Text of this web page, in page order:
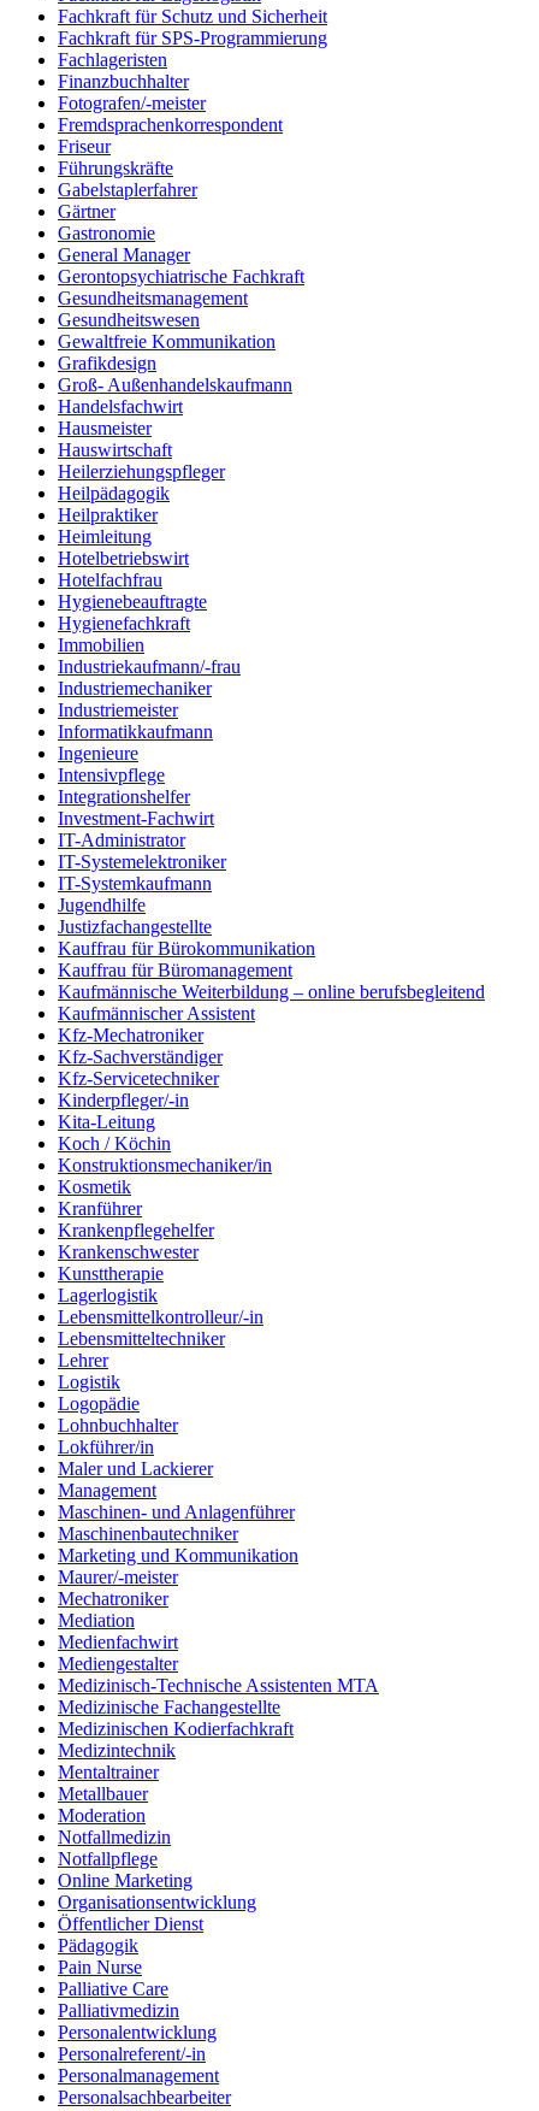
Fachkraft für Schutz und Sicherheit
Fachkraft für SPS-Programmierung
Fachlageristen
Finanzbuchhalter
Fotografen/-meister
Fremdsprachenkorrespondent
Friseur
Führungskräfte
Gabelstaplerfahrer
Gärtner
Gastronomie
General Manager
Gerontopsychiatrische Fachkraft
Gesundheitsmanagement
Gesundheitswesen
Gewaltfreie Kommunikation
Grafikdesign
Groß- Außenhandelskaufmann
Handelsfachwirt
Hausmeister
Hauswirtschaft
Heilerziehungspfleger
Heilpädagogik
Heilpraktiker
Heimleitung
Hotelbetriebswirt
Hotelfachfrau
Hygienebeauftragte
Hygienefachkraft
Immobilien
Industriekaufmann/-frau
Industriemechaniker
Industriemeister
Informatikkaufmann
Ingenieure
Intensivpflege
Integrationshelfer
Investment-Fachwirt
IT-Administrator
IT-Systemelektroniker
IT-Systemkaufmann
Jugendhilfe
Justizfachangestellte
Kauffrau für Bürokommunikation
Kauffrau für Büromanagement
Kaufmännische Weiterbildung – online berufsbegleitend
Kaufmännischer Assistent
Kfz-Mechatroniker
Kfz-Sachverständiger
Kfz-Servicetechniker
Kinderpfleger/-in
Kita-Leitung
Koch / Köchin
Konstruktionsmechaniker/in
Kosmetik
Kranführer
Krankenpflegehelfer
Krankenschwester
Kunsttherapie
Lagerlogistik
Lebensmittelkontrolleur/-in
Lebensmitteltechniker
Lehrer
Logistik
Logopädie
Lohnbuchhalter
Lokführer/in
Maler und Lackierer
Management
Maschinen- und Anlagenführer
Maschinenbautechniker
Marketing und Kommunikation
Maurer/-meister
Mechatroniker
Mediation
Medienfachwirt
Mediengestalter
Medizinisch-Technische Assistenten MTA
Medizinische Fachangestellte
Medizinischen Kodierfachkraft
Medizintechnik
Mentaltrainer
Metallbauer
Moderation
Notfallmedizin
Notfallpflege
Online Marketing
Organisationsentwicklung
Öffentlicher Dienst
Pädagogik
Pain Nurse
Palliative Care
Palliativmedizin
Personalentwicklung
Personalreferent/-in
Personalmanagement
Personalsachbearbeiter